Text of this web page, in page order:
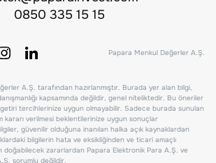
0850 335 15 15
Papara Menkul Değerler A.Ş.
A.Ş. tarafından hazırlanmıştır. Burada yer alan bilgi,
kapsamında değildir, genel niteliktedir. Bu öneriler
tercihlerinize uygun olmayabilir. Sadece burada sunulan
kararı verilmesi beklentilerinize uygun sonuçlar
güvenilir olduğuna inanılan halka açık kaynaklardan
bilgilerin hata ve eksikliğinden ve ticari amaçlı
doğabilecek zararlardan Papara Elektronik Para A.Ş. ve
sorumlu değildir.